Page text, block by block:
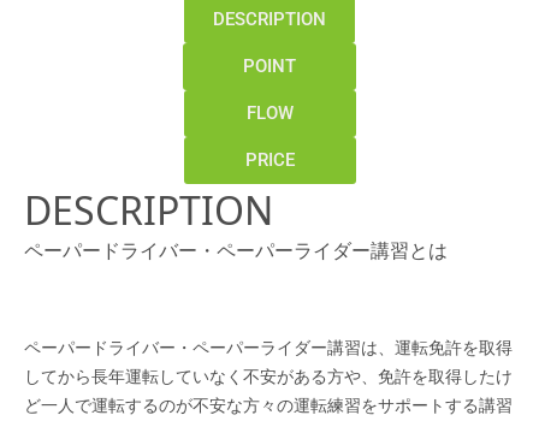
DESCRIPTION
POINT
FLOW
PRICE
DESCRIPTION
ペーパードライバー・ペーパーライダー講習とは
ペーパードライバー・ペーパーライダー講習は、運転免許を取得
してから長年運転していなく不安がある方や、免許を取得したけ
ど一人で運転するのが不安な方々の運転練習をサポートする講習